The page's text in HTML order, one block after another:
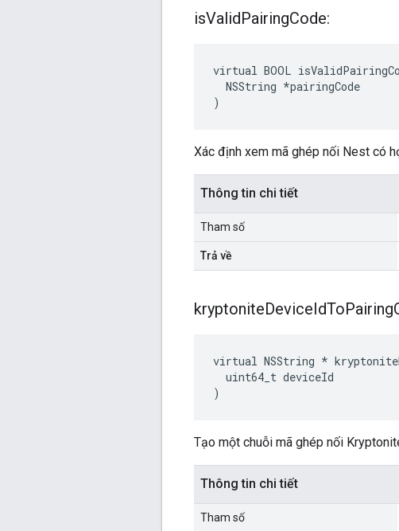
isValidPairingCode:
virtual BOOL
  NSString *pairingCode
)
Xác định xem mã ghép nối Nest có
Thông tin chi tiết
Tham số
Trả về
kryptoniteDeviceIdToPairing
virtual NSString *
  uint64_t deviceId
)
Tạo một chuỗi mã ghép nối
Thông tin chi tiết
Tham số